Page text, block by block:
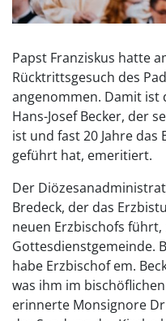
Papst Franziskus hatte
Rücktrittsgesuch des
angenommen. Damit ist
Hans-Josef Becker, der
ist und fast 20 Jahre
geführt hat, emeritiert.
Der
Bredeck, der das
neuen Erzbischofs
Gottesdienstgemeinde.
habe Erzbischof em.
was ihm im
erinnerte Monsignore